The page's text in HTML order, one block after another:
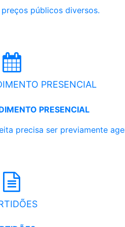
públicos diversos.
PRESENCIAL
PRESENCIAL
precisa ser previamente